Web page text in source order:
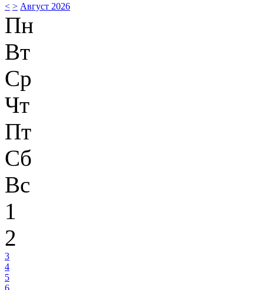
< > Август 2026
Пн
Вт
Ср
Чт
Пт
Сб
Вс
1
2
3
4
5
6